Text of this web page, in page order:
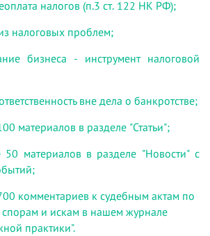
налогов (п.3 ст. 122 НК РФ);
налоговых проблем;
бизнеса - инструмент налоговой
вне дела о банкротстве;
материалов в разделе "Статьи";
материалов в разделе "Новости" с
комментариев к судебным актам по
и искам в нашем журнале
практики".